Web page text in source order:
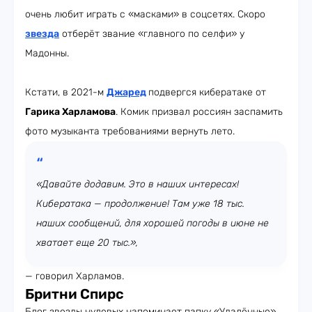
очень любит играть с «масками» в соцсетях. Скоро
звезда отберёт звание «главного по селфи» у
Мадонны.
Кстати, в 2021-м Джаред подвергся кибератаке от
Гарика Харламова. Комик призвал россиян заспамить
фото музыканта требованиями вернуть лето.
«Давайте додавим. Это в наших интересах!
Кибератака — продолжение! Там уже 18 тыс.
наших сообщений, для хорошей погоды в июне не
хватает еще 20 тыс.»,
— говорил Харламов.
Бритни Спирс